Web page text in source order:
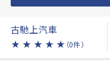
古馳上汽車
★ ★ ★ ★ ★ （0件）